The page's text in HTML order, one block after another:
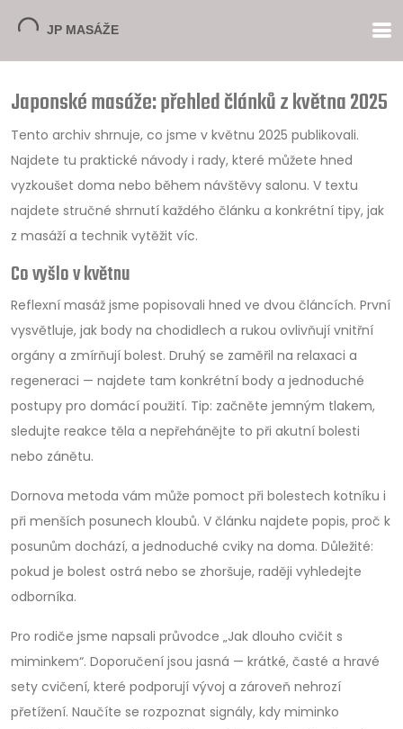
Japonské masáže: přehled článků z května 2025
Tento archiv shrnuje, co jsme v květnu 2025 publikovali.
Najdete tu praktické návody i rady, které můžete hned
vyzkoušet doma nebo během návštěvy salonu. V textu
najdete stručné shrnutí každého článku a konkrétní tipy, jak
z masáží a technik vytěžit víc.
Co vyšlo v květnu
Reflexní masáž jsme popisovali hned ve dvou článcích. První
vysvětluje, jak body na chodidlech a rukou ovlivňují vnitřní
orgány a zmírňují bolest. Druhý se zaměřil na relaxaci a
regeneraci — najdete tam konkrétní body a jednoduché
postupy pro domácí použití. Tip: začněte jemným tlakem,
sledujte reakce těla a nepřehánějte to při akutní bolesti
nebo zánětu.
Dornova metoda vám může pomoct při bolestech kotníku i
při menších posunech kloubů. V článku najdete popis, proč k
posunům dochází, a jednoduché cviky na doma. Důležité:
pokud je bolest ostrá nebo se zhoršuje, raději vyhledejte
odborníka.
Pro rodiče jsme napsali průvodce „Jak dlouho cvičit s
miminkem“. Doporučení jsou jasná — krátké, časté a hravé
sety cvičení, které podporují vývoj a zároveň nehrozí
přetížení. Naučíte se rozpoznat signály, kdy miminko